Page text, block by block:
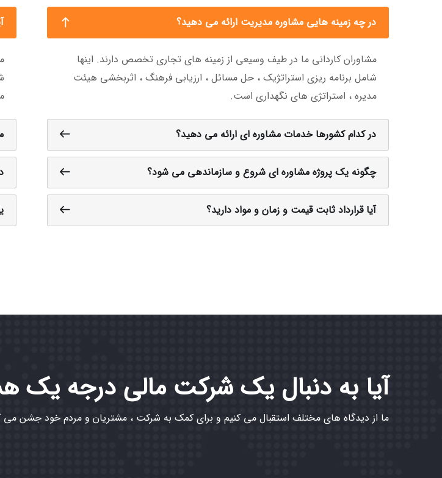
در چه زمینه هایی مشاوره مدیریت ارائه می دهید؟
مشاوران کاردانی ما در طیف وسیعی از زمینه های تجاری تخصص دارند. اینها
شامل برنامه ریزی استراتژیک ، حل مسائل ، ارزیابی فرهنگ ، اثربخشی هیئت
مدیره ، استراتژی های نگهداری است.
در کدام کشورها خدمات مشاوره ای ارائه می دهید؟
چگونه یک پروژه مشاوره ای شروع و سازماندهی می شود؟
آیا قرارداد ثابت قیمت و زمان و مواد دارید؟
آیا به دنبال یک شرکت مالی درجه یک
ما از دیدگاه های مختلف استقبال می کنیم و برای کمک به شرکت ، مشتریان و مردم خود جشن می